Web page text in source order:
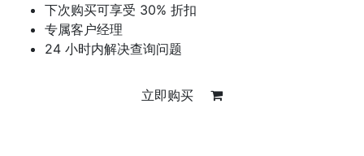
下次购买可享受 30% 折扣
专属客户经理
24 小时内解决查询问题
立即购买